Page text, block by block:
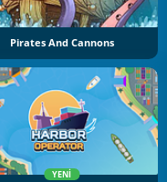
Pirates And Cannons
YENI